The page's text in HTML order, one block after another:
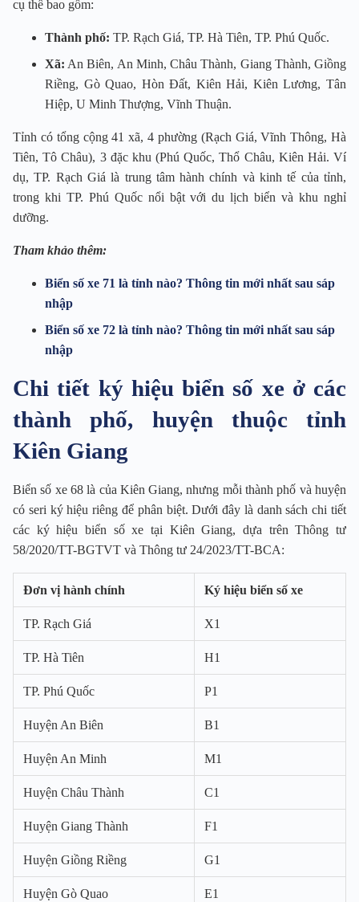
cụ thể bao gồm:
Thành phố: TP. Rạch Giá, TP. Hà Tiên, TP. Phú Quốc.
Xã: An Biên, An Minh, Châu Thành, Giang Thành, Giồng
Riềng, Gò Quao, Hòn Đất, Kiên Hải, Kiên Lương, Tân
Hiệp, U Minh Thượng, Vĩnh Thuận.
Tỉnh có tổng cộng 41 xã, 4 phường (Rạch Giá, Vĩnh Thông, Hà
Tiên, Tô Châu), 3 đặc khu (Phú Quốc, Thổ Châu, Kiên Hải. Ví
dụ, TP. Rạch Giá là trung tâm hành chính và kinh tế của tỉnh,
trong khi TP. Phú Quốc nổi bật với du lịch biển và khu nghỉ
dưỡng.
Tham khảo thêm:
Biển số xe 71 là tỉnh nào? Thông tin mới nhất sau sáp
nhập
Biển số xe 72 là tỉnh nào? Thông tin mới nhất sau sáp
nhập
Chi tiết ký hiệu biển số xe ở các
thành phố, huyện thuộc tỉnh
Kiên Giang
Biển số xe 68 là của Kiên Giang, nhưng mỗi thành phố và huyện
có seri ký hiệu riêng để phân biệt. Dưới đây là danh sách chi tiết
các ký hiệu biển số xe tại Kiên Giang, dựa trên Thông tư
58/2020/TT-BGTVT và Thông tư 24/2023/TT-BCA:
Đơn vị hành chính Ký hiệu biển số xe
TP. Rạch Giá X1
TP. Hà Tiên H1
TP. Phú Quốc P1
Huyện An Biên B1
Huyện An Minh M1
Huyện Châu Thành C1
Huyện Giang Thành F1
Huyện Giồng Riềng G1
Huyện Gò Quao E1